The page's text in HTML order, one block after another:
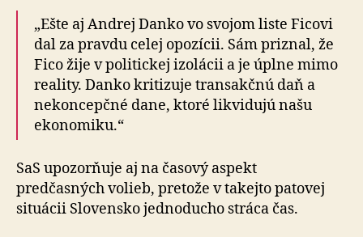
„Ešte aj Andrej Danko vo svojom liste Ficovi
dal za pravdu celej opozícii. Sám priznal, že
Fico žije v politickej izolácii a je úplne mimo
reality. Danko kritizuje transakčnú daň a
nekoncepčné dane, ktoré likvidujú našu
ekonomiku.“
SaS upozorňuje aj na časový aspekt
predčasných volieb, pretože v takejto patovej
situácii Slovensko jednoducho stráca čas.